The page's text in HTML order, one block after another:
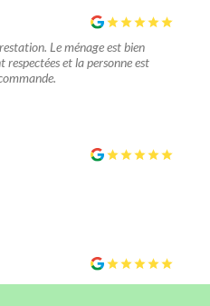
Le ménage est bien
respectées et la personne est